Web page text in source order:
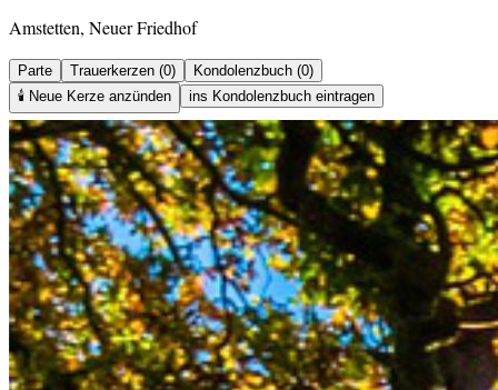
Amstetten, Neuer Friedhof
Parte Trauerkerzen (0)
Kondolenzbuch (0)
🕯️ Neue Kerze anzünden ins Kondolenzbuch eintragen